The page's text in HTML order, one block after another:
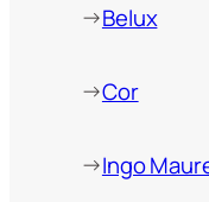
→Belux
→Cor
→Ingo